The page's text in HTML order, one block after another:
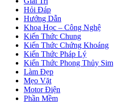
Hỏi Đáp
Hướng Dẫn
Khoa Học – Công Nghệ
Kiến Thức Chung
Kiến Thức Chứng Khoáng
Kiến Thức Pháp Lý
Kiến Thức Phong Thủy Sim
Làm Đẹp
Mẹo Vặt
Motor Điện
Phần Mềm